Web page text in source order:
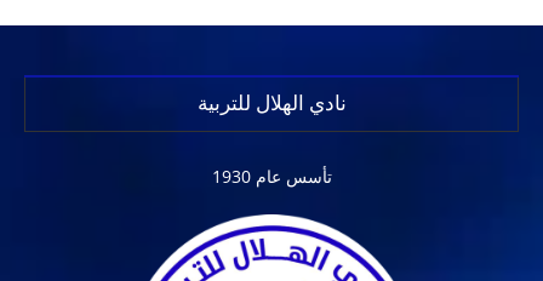
نادي الهلال للتربية
تأسس عام 1930